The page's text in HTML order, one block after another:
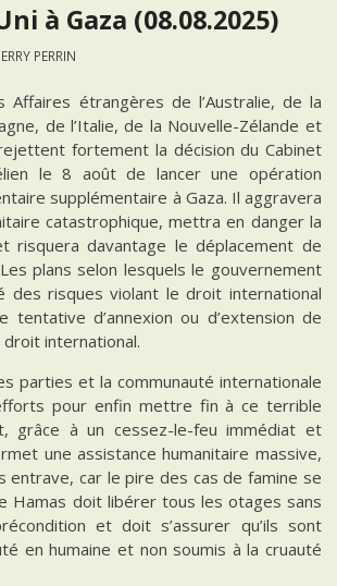
à Gaza (08.08.2025)
PERRIN
Affaires étrangères de l’Australie, de la
de l’Italie, de la Nouvelle-Zélande et
fortement la décision du Cabinet
le 8 août de lancer une opération
supplémentaire à Gaza. Il aggravera
catastrophique, mettra en danger la
risquera davantage le déplacement de
plans selon lesquels le gouvernement
des risques violant le droit international
tentative d’annexion ou d’extension de
international.
parties et la communauté internationale
pour enfin mettre fin à ce terrible
grâce à un cessez-le-feu immédiat et
une assistance humanitaire massive,
entrave, car le pire des cas de famine se
Hamas doit libérer tous les otages sans
et doit s’assurer qu’ils sont
en humaine et non soumis à la cruauté